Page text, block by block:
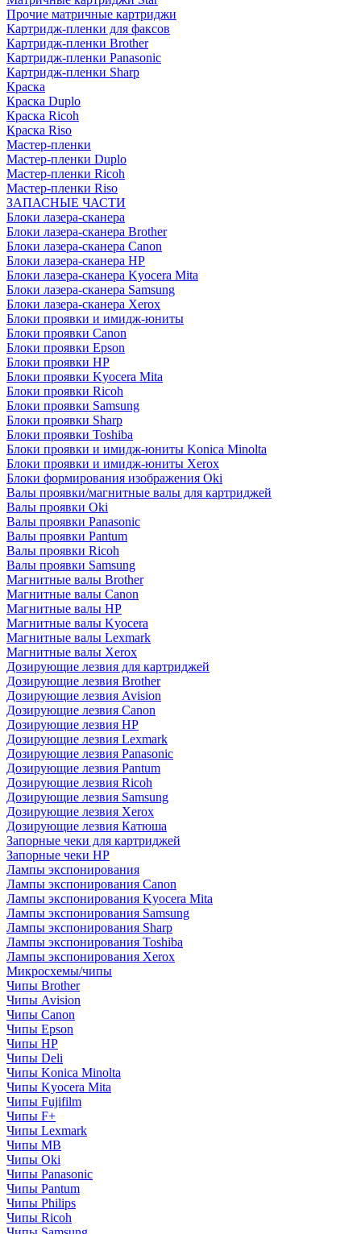
Прочие матричные картриджи
Картридж-пленки для факсов
Картридж-пленки Brother
Картридж-пленки Panasonic
Картридж-пленки Sharp
Краска
Краска Duplo
Краска Ricoh
Краска Riso
Мастер-пленки
Мастер-пленки Duplo
Мастер-пленки Ricoh
Мастер-пленки Riso
ЗАПАСНЫЕ ЧАСТИ
Блоки лазера-сканера
Блоки лазера-сканера Brother
Блоки лазера-сканера Canon
Блоки лазера-сканера HP
Блоки лазера-сканера Kyocera Mita
Блоки лазера-сканера Samsung
Блоки лазера-сканера Xerox
Блоки проявки и имидж-юниты
Блоки проявки Canon
Блоки проявки Epson
Блоки проявки HP
Блоки проявки Kyocera Mita
Блоки проявки Ricoh
Блоки проявки Samsung
Блоки проявки Sharp
Блоки проявки Toshiba
Блоки проявки и имидж-юниты Konica Minolta
Блоки проявки и имидж-юниты Xerox
Блоки формирования изображения Oki
Валы проявки/магнитные валы для картриджей
Валы проявки Oki
Валы проявки Panasonic
Валы проявки Pantum
Валы проявки Ricoh
Валы проявки Samsung
Магнитные валы Brother
Магнитные валы Canon
Магнитные валы HP
Магнитные валы Kyocera
Магнитные валы Lexmark
Магнитные валы Xerox
Дозирующие лезвия для картриджей
Дозирующие лезвия Brother
Дозирующие лезвия Avision
Дозирующие лезвия Canon
Дозирующие лезвия HP
Дозирующие лезвия Lexmark
Дозирующие лезвия Panasonic
Дозирующие лезвия Pantum
Дозирующие лезвия Ricoh
Дозирующие лезвия Samsung
Дозирующие лезвия Xerox
Дозирующие лезвия Катюша
Запорные чеки для картриджей
Запорные чеки HP
Лампы экспонирования
Лампы экспонирования Canon
Лампы экспонирования Kyocera Mita
Лампы экспонирования Samsung
Лампы экспонирования Sharp
Лампы экспонирования Toshiba
Лампы экспонирования Xerox
Микросхемы/чипы
Чипы Brother
Чипы Avision
Чипы Canon
Чипы Epson
Чипы HP
Чипы Deli
Чипы Konica Minolta
Чипы Kyocera Mita
Чипы Fujifilm
Чипы F+
Чипы Lexmark
Чипы MB
Чипы Oki
Чипы Panasonic
Чипы Pantum
Чипы Philips
Чипы Ricoh